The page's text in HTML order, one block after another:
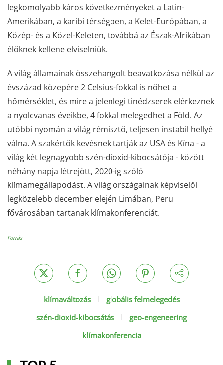
legkomolyabb káros következményeket a Latin-
Amerikában, a karibi térségben, a Kelet-Európában, a
Közép- és a Közel-Keleten, továbbá az Észak-Afrikában
élőknek kellene elviselniük.
A világ államainak összehangolt beavatkozása nélkül az
évszázad közepére 2 Celsius-fokkal is nőhet a
hőmérséklet, és mire a jelenlegi tinédzserek elérkeznek
a nyolcvanas éveikbe, 4 fokkal melegedhet a Föld. Az
utóbbi nyomán a világ rémisztő, teljesen instabil hellyé
válna. A szakértők kevésnek tartják az USA és Kína - a
világ két legnagyobb szén-dioxid-kibocsátója - között
néhány napja létrejött, 2020-ig szóló
klímamegállapodást. A világ országainak képviselői
legközelebb december elején Limában, Peru
fővárosában tartanak klímakonferenciát.
Forrás
klímaváltozás
globális felmelegedés
szén-dioxid-kibocsátás
geo-engeneering
klímakonferencia